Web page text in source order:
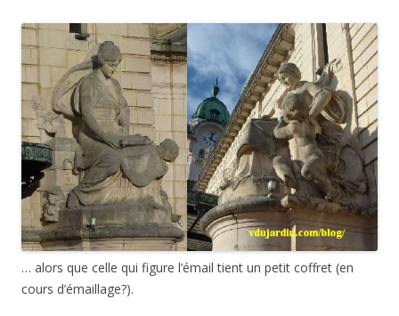
… alors que celle qui figure l’émail tient un petit coffret (en
cours d’émaillage?).